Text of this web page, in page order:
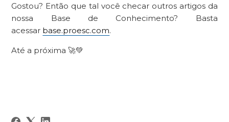
Gostou? Então que tal você checar outros artigos da
nossa Base de Conhecimento? Basta
acessar base.proesc.com.
Até a próxima 🚀💚